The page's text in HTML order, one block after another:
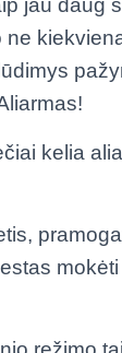
jau daug
kelia